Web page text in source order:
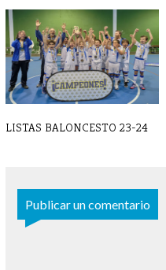
TORNEO LISBOA 2025
LISTAS BALONCESTO 23-24
Publicar un comentario